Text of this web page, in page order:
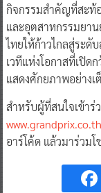
กิจกรรมสำคัญที่สะท้
และอุตสาหกรรมยา
ไทยให้ก้าวไกลสู่ระดั
เวทีแห่งโอกาสที่เปิด
แสดงศักยภาพอย่างเ
สำหรับผู้ที่สนใจเข้าร่
อาร์โค้ด แล้วมาร่วมโ